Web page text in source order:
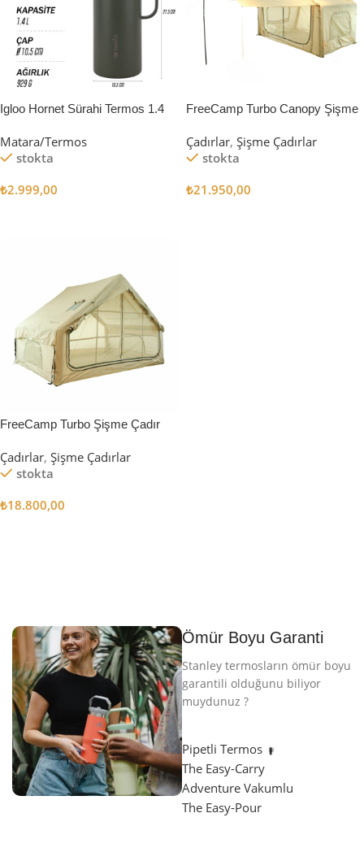
Igloo Hornet Sürahi Termos 1.4
Matara/Termos
stokta
₺2.999,00
FreeCamp Turbo Canopy Şişme
Çadırlar, Şişme Çadırlar
stokta
₺21.950,00
FreeCamp Turbo Şişme Çadır
Çadırlar, Şişme Çadırlar
stokta
₺18.800,00
Ömür Boyu Garanti
Stanley termosların ömür boyu
garantili olduğunu biliyor
muydunuz ?
Pipetli Termos
The Easy-Carry
Adventure Vakumlu
The Easy-Pour